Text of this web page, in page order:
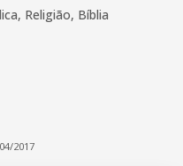
Religião, Bíblia
2017